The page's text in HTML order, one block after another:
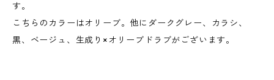
す。
こちらのカラーはオリーブ。他にダークグレー、カラシ、
黒、ベージュ、生成り×オリーブドラブがございます。